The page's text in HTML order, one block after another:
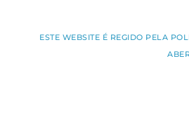
ESTE WEBSITE É REGIDO PELA